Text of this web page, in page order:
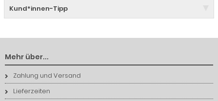
Kund*innen-Tipp
Mehr über...
Zahlung und Versand
Lieferzeiten